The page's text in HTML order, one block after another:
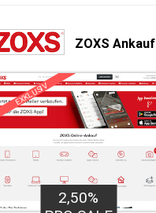
ZOXS Ankauf
EXKLUSIV
2,50%